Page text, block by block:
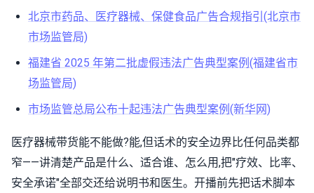
北京市药品、医疗器械、保健食品广告合规指引(北京市
市场监管局)
福建省 2025 年第二批虚假违法广告典型案例(福建省市
场监管局)
市场监管总局公布十起违法广告典型案例(新华网)
医疗器械带货能不能做?能,但话术的安全边界比任何品类都
窄——讲清楚产品是什么、适合谁、怎么用,把"疗效、比率、
安全承诺"全部交还给说明书和医生。开播前先把话术脚本